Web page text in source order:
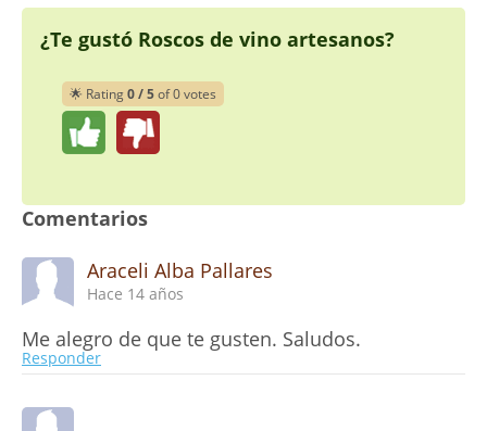
¿Te gustó Roscos de vino artesanos?
🌟 Rating0 / 5of 0 votes
Comentarios
Araceli Alba Pallares
Hace 14 años
Me alegro de que te gusten. Saludos.
Responder